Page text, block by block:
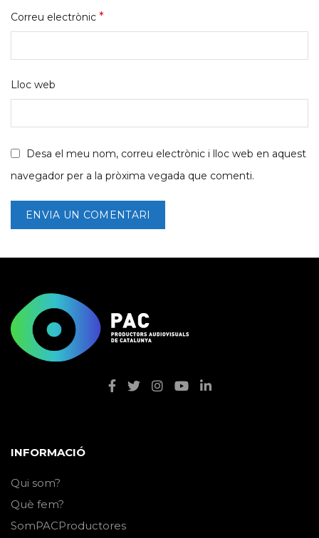
Correu electrònic *
Lloc web
Desa el meu nom, correu electrònic i lloc web en aquest
navegador per a la pròxima vegada que comenti.
INFORMACIÓ
Qui som?
Què fem?
SomPACProductores